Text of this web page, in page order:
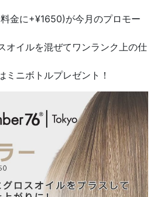
金に+¥1650)が今月のプロモー
オイルを混ぜてワンランク上の仕
ミニボトルプレゼント！